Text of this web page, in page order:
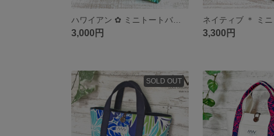
3,000円 3,300円
SOLD OUT